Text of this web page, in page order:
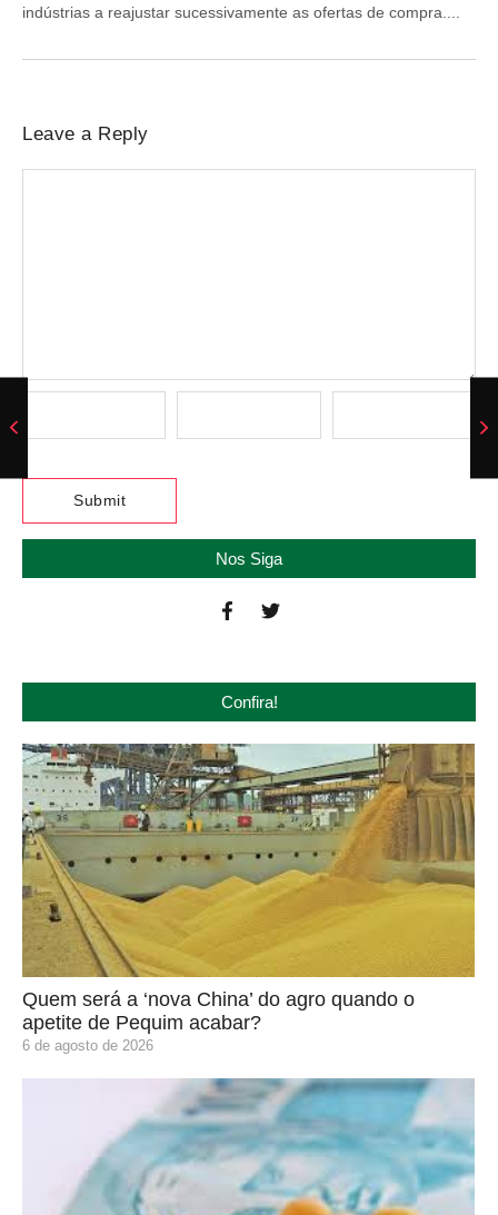
indústrias a reajustar sucessivamente as ofertas de compra....
Leave a Reply
Nos Siga
Confira!
Quem será a ‘nova China’ do agro quando o
apetite de Pequim acabar?
6 de agosto de 2026